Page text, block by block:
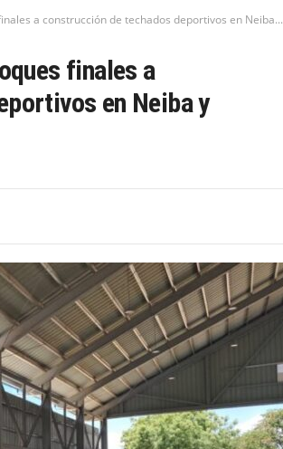
a construcción de techados deportivos en Neiba...
finales a
en Neiba y